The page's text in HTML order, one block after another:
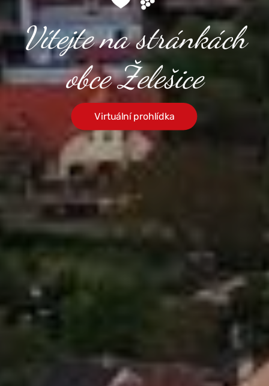
Vítejte na stránkách
obce Želešice
Virtuální prohlídka